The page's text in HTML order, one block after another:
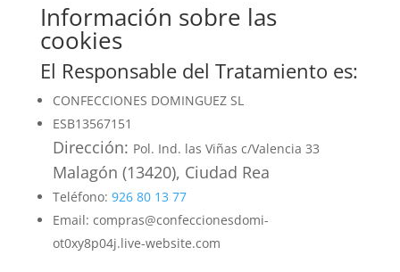
Información sobre las
cookies
El Responsable del Tratamiento es:
CONFECCIONES DOMINGUEZ SL
ESB13567151
Dirección: Pol. Ind. las Viñas c/Valencia 33
Malagón (13420), Ciudad Rea
Teléfono: 926 80 13 77
Email: compras@confeccionesdomi-
ot0xy8p04j.live-website.com